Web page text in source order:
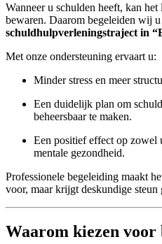
Wanneer u schulden heeft, kan
bewaren. Daarom begeleiden wij
schuldhulpverleningstraject in
Met onze ondersteuning ervaart u:
Minder stress en meer
Een duidelijk plan om
beheersbaar te maken.
Een positief effect op zowel
mentale gezondheid.
Professionele begeleiding maakt
voor, maar krijgt deskundige steun
Waarom kiezen voor